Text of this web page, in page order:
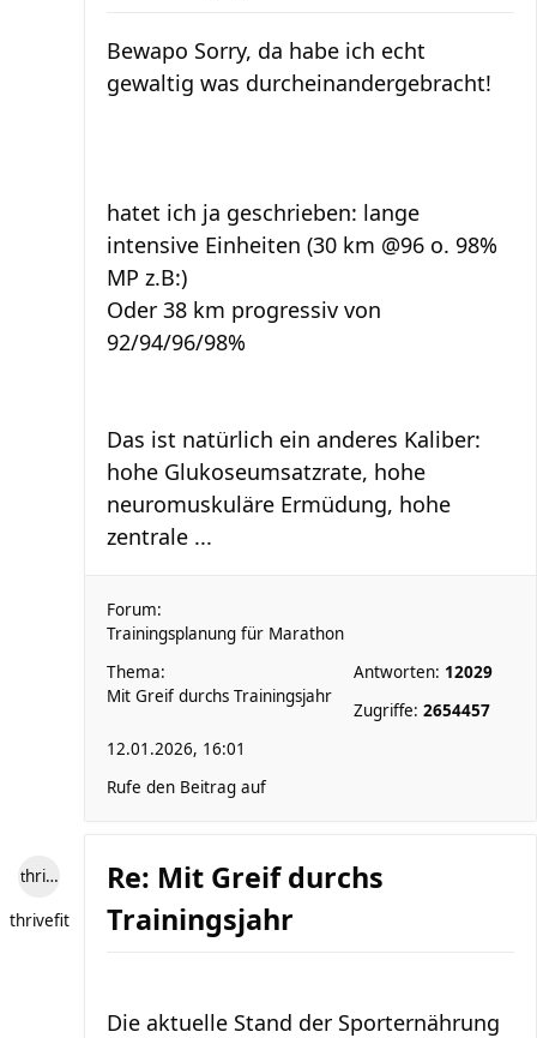
Bewapo Sorry, da habe ich echt
gewaltig was durcheinandergebracht!
hatet ich ja geschrieben: lange
intensive Einheiten (30 km @96 o. 98%
MP z.B:)
Oder 38 km progressiv von
92/94/96/98%
Das ist natürlich ein anderes Kaliber:
hohe Glukoseumsatzrate, hohe
neuromuskuläre Ermüdung, hohe
zentrale ...
Forum:
Trainingsplanung für Marathon
Thema:
Mit Greif durchs Trainingsjahr
Antworten: 12029
Zugriffe: 2654457
12.01.2026, 16:01
Rufe den Beitrag auf
thrivefit
thrivefit
Re: Mit Greif durchs
Trainingsjahr
Die aktuelle Stand der Sporternährung